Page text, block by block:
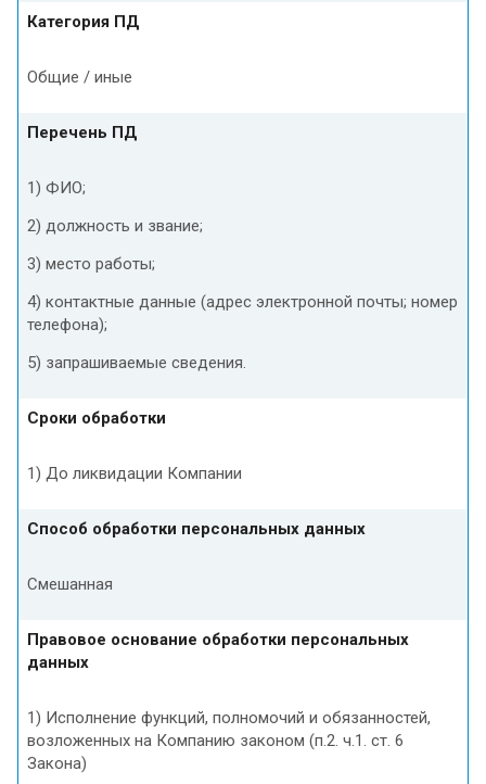
Категория ПД
Общие / иные
Перечень ПД
1) ФИО;
2) должность и звание;
3) место работы;
4) контактные данные (адрес электронной почты; номер
телефона);
5) запрашиваемые сведения.
Сроки обработки
1) До ликвидации Компании
Способ обработки персональных данных
Смешанная
Правовое основание обработки персональных
данных
1) Исполнение функций, полномочий и обязанностей,
возложенных на Компанию законом (п.2. ч.1. ст. 6
Закона)